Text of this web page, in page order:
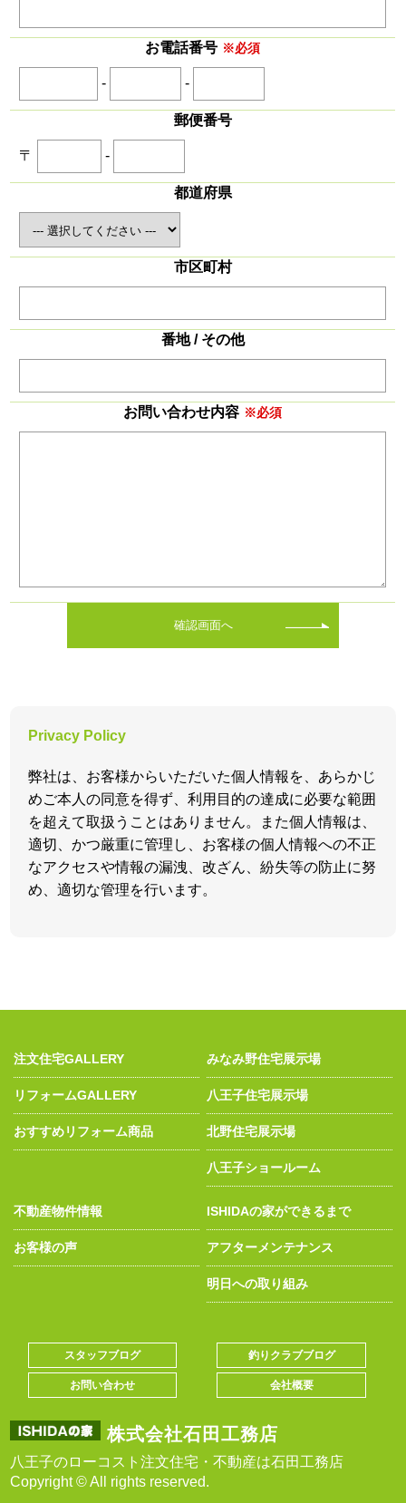
お電話番号 ※必須
- -
郵便番号
〒 -
都道府県
市区町村
番地 / その他
お問い合わせ内容 ※必須
確認画面へ
Privacy Policy
弊社は、お客様からいただいた個人情報を、あらかじ
めご本人の同意を得ず、利用目的の達成に必要な範囲
を超えて取扱うことはありません。また個人情報は、
適切、かつ厳重に管理し、お客様の個人情報への不正
なアクセスや情報の漏洩、改ざん、紛失等の防止に努
め、適切な管理を行います。
注文住宅GALLERY
リフォームGALLERY
おすすめリフォーム商品
みなみ野住宅展示場
八王子住宅展示場
北野住宅展示場
八王子ショールーム
不動産物件情報
お客様の声
ISHIDAの家ができるまで
アフターメンテナンス
明日への取り組み
株式会社石田工務店
八王子のローコスト注文住宅・不動産は石田工務店
Copyright © All rights reserved.
スタッフブログ 釣りクラブブログ
お問い合わせ 会社概要